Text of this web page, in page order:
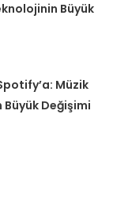
Büyük
Müzik
Değişimi